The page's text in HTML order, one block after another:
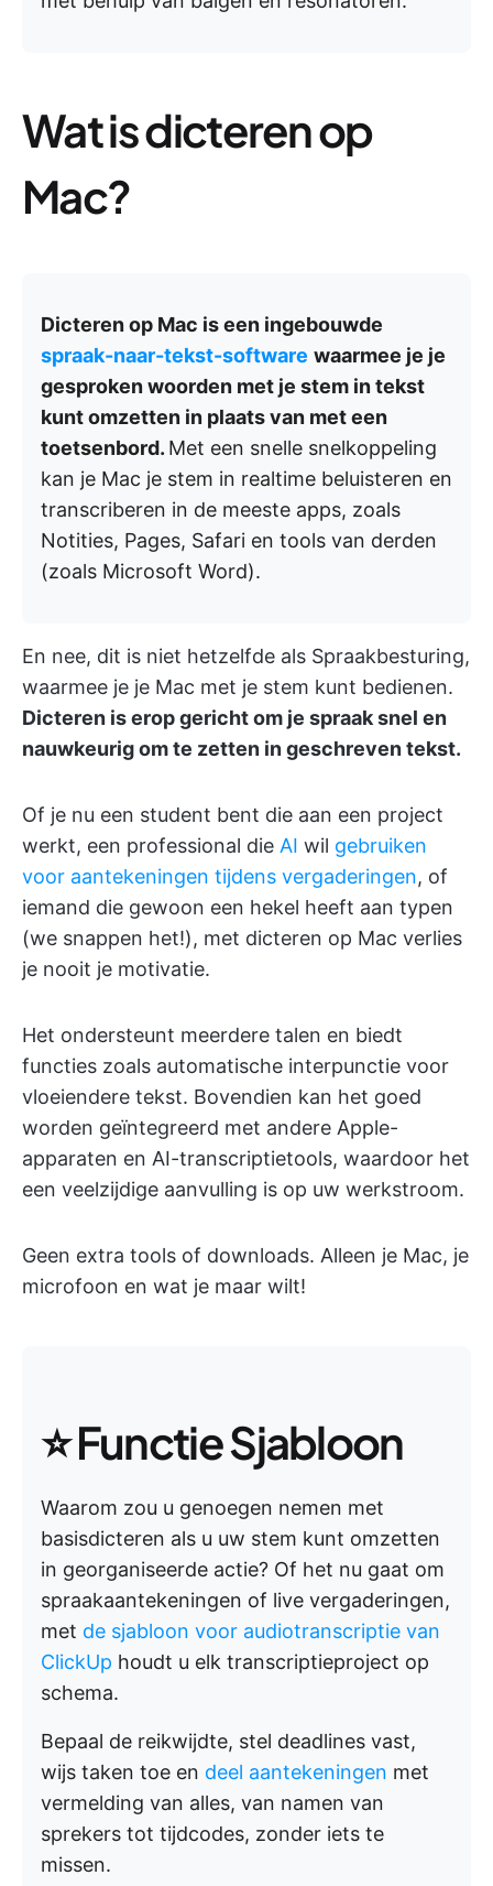
Wat is dicteren op
Mac?
Dicteren op Mac is een ingebouwde
spraak-naar-tekst-software waarmee je je
gesproken woorden met je stem in tekst
kunt omzetten in plaats van met een
toetsenbord. Met een snelle snelkoppeling
kan je Mac je stem in realtime beluisteren en
transcriberen in de meeste apps, zoals
Notities, Pages, Safari en tools van derden
(zoals Microsoft Word).
En nee, dit is niet hetzelfde als Spraakbesturing,
waarmee je je Mac met je stem kunt bedienen.
Dicteren is erop gericht om je spraak snel en
nauwkeurig om te zetten in geschreven tekst.
Of je nu een student bent die aan een project
werkt, een professional die AI wil gebruiken
voor aantekeningen tijdens vergaderingen, of
iemand die gewoon een hekel heeft aan typen
(we snappen het!), met dicteren op Mac verlies
je nooit je motivatie.
Het ondersteunt meerdere talen en biedt
functies zoals automatische interpunctie voor
vloeiendere tekst. Bovendien kan het goed
worden geïntegreerd met andere Apple-
apparaten en AI-transcriptietools, waardoor het
een veelzijdige aanvulling is op uw werkstroom.
Geen extra tools of downloads. Alleen je Mac, je
microfoon en wat je maar wilt!
⭐️ Functie Sjabloon
Waarom zou u genoegen nemen met
basisdicteren als u uw stem kunt omzetten
in georganiseerde actie? Of het nu gaat om
spraakaantekeningen of live vergaderingen,
met de sjabloon voor audiotranscriptie van
ClickUp houdt u elk transcriptieproject op
schema.
Bepaal de reikwijdte, stel deadlines vast,
wijs taken toe en deel aantekeningen met
vermelding van alles, van namen van
sprekers tot tijdcodes, zonder iets te
missen.